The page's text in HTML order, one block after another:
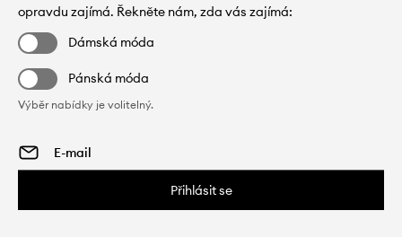
opravdu zajímá. Řekněte nám, zda vás zajímá:
Dámská móda
Pánská móda
Výběr nabídky je volitelný.
Přihlásit se